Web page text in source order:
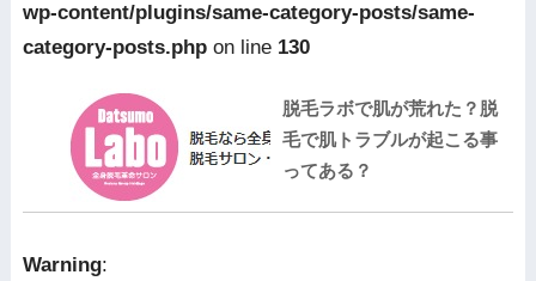
wp-content/plugins/same-category-posts/same-
category-posts.phpon line 130
脱毛ラボで肌が荒れた？脱
毛で肌トラブルが起こる事
ってある？
Warning: